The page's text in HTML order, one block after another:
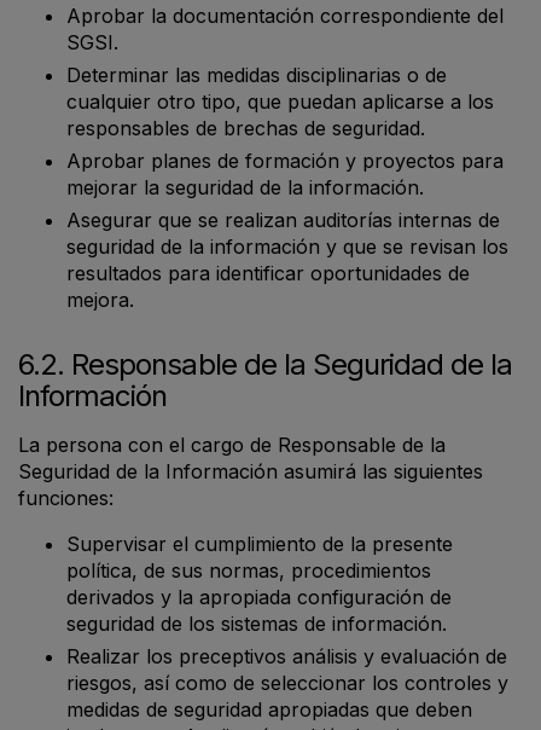
Aprobar la documentación correspondiente del
SGSI.
Determinar las medidas disciplinarias o de
cualquier otro tipo, que puedan aplicarse a los
responsables de brechas de seguridad.
Aprobar planes de formación y proyectos para
mejorar la seguridad de la información.
Asegurar que se realizan auditorías internas de
seguridad de la información y que se revisan los
resultados para identificar oportunidades de
mejora.
6.2. Responsable de la Seguridad de la
Información
La persona con el cargo de Responsable de la
Seguridad de la Información asumirá las siguientes
funciones:
Supervisar el cumplimiento de la presente
política, de sus normas, procedimientos
derivados y la apropiada configuración de
seguridad de los sistemas de información.
Realizar los preceptivos análisis y evaluación de
riesgos, así como de seleccionar los controles y
medidas de seguridad apropiadas que deben